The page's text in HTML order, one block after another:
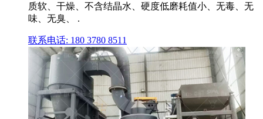
质软、干燥、不含结晶水、硬度低磨耗值小、无毒、无
味、无臭、 .
联系电话: 180 3780 8511